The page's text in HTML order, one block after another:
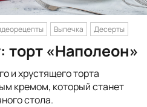
Выпечка Десерты
торт «Наполеон»
и хрустящего торта
кремом, который станет
стола.